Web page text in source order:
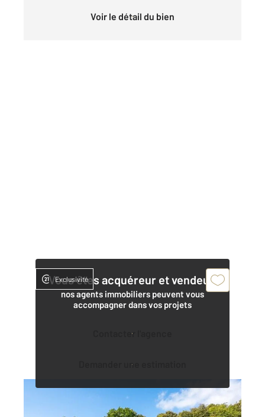
Voir le détail du bien
Vous êtes acquéreur et vendeur,
nos agents immobiliers peuvent vous
accompagner dans vos projets
Contacter l'agence
Demander une estimation
Exclusivité
LA TRANCHE SUR MER 85
, 5 pièces